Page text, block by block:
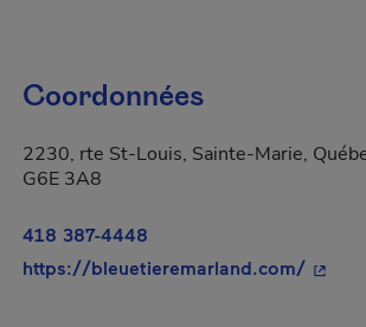
Coordonnées
2230, rte St-Louis, Sainte-Marie,
G6E 3A8
418 387-4448
https://bleuetieremarland.com/- Cet